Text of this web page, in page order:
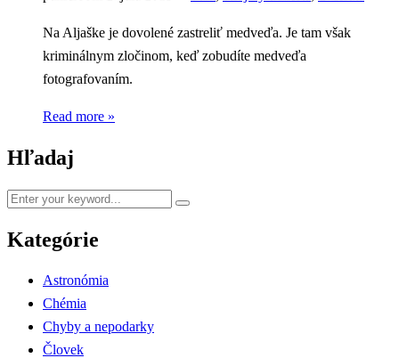
Na Aljaške je dovolené zastreliť medveďa. Je tam však
kriminálnym zločinom, keď zobudíte medveďa
fotografovaním.
Read more »
Hľadaj
Kategórie
Astronómia
Chémia
Chyby a nepodarky
Človek